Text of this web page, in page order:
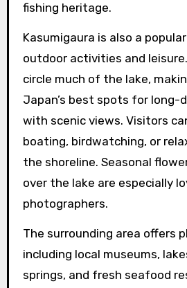
fishing heritage.
Kasumigaura is also a
outdoor activities and
circle much of the lake,
Japan’s best spots for long-
with scenic views. Visitors
boating, birdwatching, or
the shoreline. Seasonal
over the lake are especially
photographers.
The surrounding area offers
including local museums,
springs, and fresh seafood